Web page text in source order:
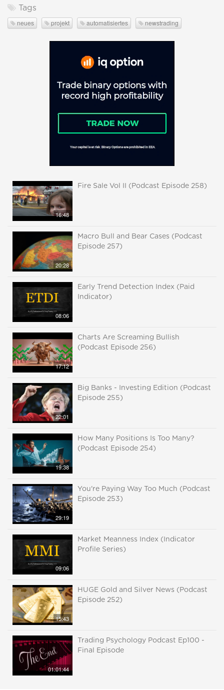
Tags
neues projekt automatisiertes newstrading
16:48
Fire Sale Vol II (Podcast Episode 258)
20:28
Macro Bull and Bear Cases (Podcast
Episode 257)
08:06
Early Trend Detection Index (Paid
Indicator)
17:12
Charts Are Screaming Bullish
(Podcast Episode 256)
22:01
Big Banks - Investing Edition (Podcast
Episode 255)
19:38
How Many Positions Is Too Many?
(Podcast Episode 254)
29:19
You're Paying Way Too Much (Podcast
Episode 253)
09:06
Market Meanness Index (Indicator
Profile Series)
15:43
HUGE Gold and Silver News (Podcast
Episode 252)
01:01:44
Trading Psychology Podcast Ep100 -
Final Episode